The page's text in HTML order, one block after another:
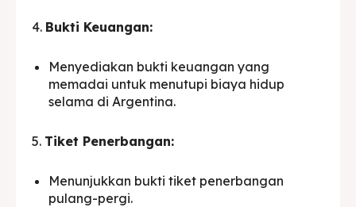
4. Bukti Keuangan:
Menyediakan bukti keuangan yang
memadai untuk menutupi biaya hidup
selama di Argentina.
5. Tiket Penerbangan:
Menunjukkan bukti tiket penerbangan
pulang-pergi.